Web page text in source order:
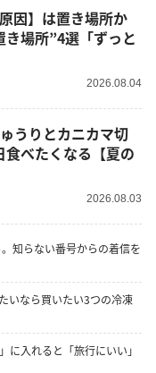
因】は置き場所か
場所”4選「ずっと
2026.08.04
うりとカニカマ切
食べたくなる【夏の
2026.08.03
知らない番号からの着信を
いなら買いたい3つの冷凍
に入れると「旅行にいい」